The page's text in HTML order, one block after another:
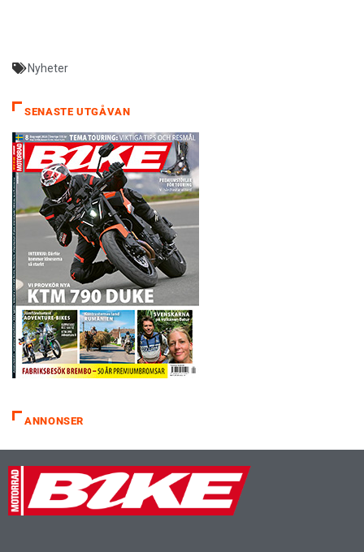
Nyheter
SENASTE UTGÅVAN
ANNONSER